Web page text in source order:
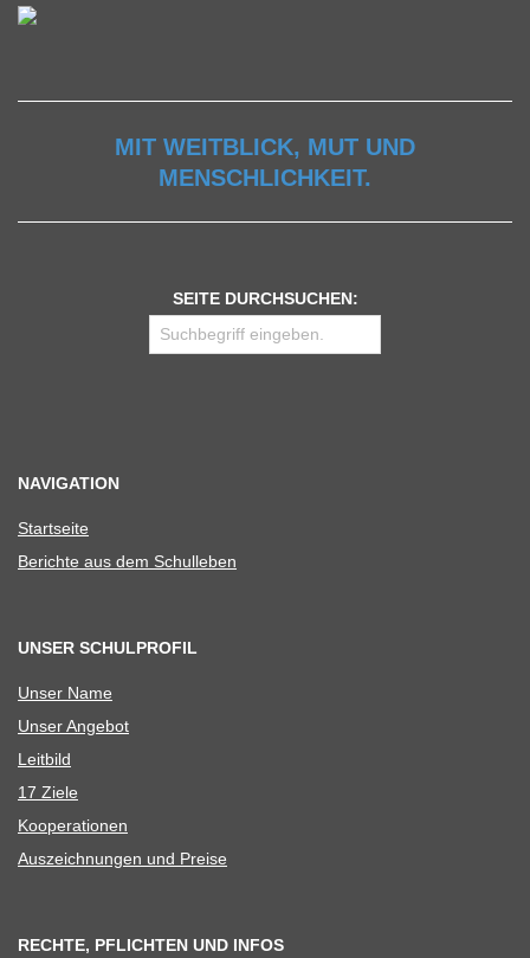
MIT WEITBLICK, MUT UND
MENSCHLICHKEIT.
SEITE DURCHSUCHEN:
NAVIGATION
Start­seite
Berichte aus dem Schulleben
UNSER SCHULPROFIL
Unser Name
Unser Ange­bot
Leit­bild
17 Ziele
Koope­ra­tio­nen
Aus­zeich­nun­gen und Preise
RECHTE, PFLICHTEN UND INFOS